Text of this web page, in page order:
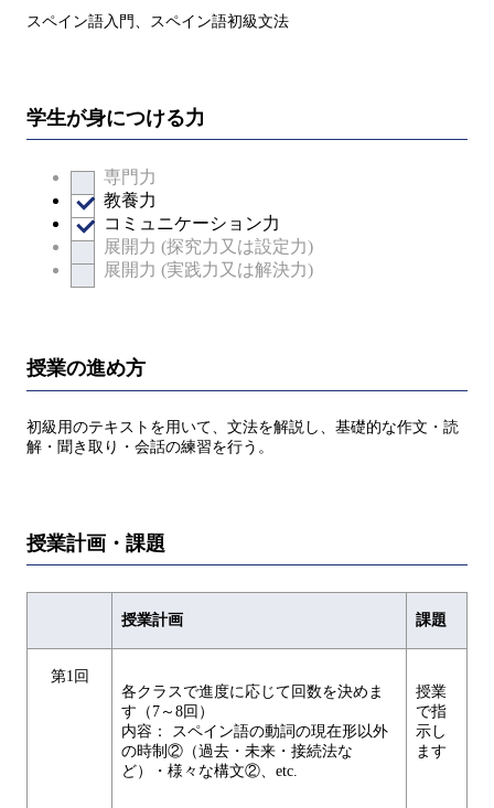
スペイン語入門、スペイン語初級文法
学生が身につける力
専門力
教養力
コミュニケーション力
展開力 (探究力又は設定力)
展開力 (実践力又は解決力)
授業の進め方
初級用のテキストを用いて、文法を解説し、基礎的な作文・読
解・聞き取り・会話の練習を行う。
授業計画・課題
授業計画 課題
第1回
各クラスで進度に応じて回数を決めま
す（7～8回）
内容： スペイン語の動詞の現在形以外
の時制②（過去・未来・接続法な
ど）・様々な構文②、etc.
授業
で指
示し
ます